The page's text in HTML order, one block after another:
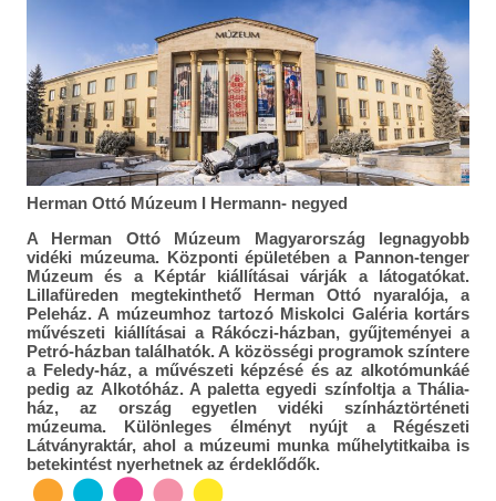
Herman Ottó Múzeum I Hermann- negyed
A Herman Ottó Múzeum Magyarország legnagyobb
vidéki múzeuma. Központi épületében a Pannon-tenger
Múzeum és a Képtár kiállításai várják a látogatókat.
Lillafüreden megtekinthető Herman Ottó nyaralója, a
Peleház. A múzeumhoz tartozó Miskolci Galéria kortárs
művészeti kiállításai a Rákóczi-házban, gyűjteményei a
Petró-házban találhatók. A közösségi programok színtere
a Feledy-ház, a művészeti képzésé és az alkotómunkáé
pedig az Alkotóház. A paletta egyedi színfoltja a Thália-
ház, az ország egyetlen vidéki színháztörténeti
múzeuma. Különleges élményt nyújt a Régészeti
Látványraktár, ahol a múzeumi munka műhelytitkaiba is
betekintést nyerhetnek az érdeklődők.